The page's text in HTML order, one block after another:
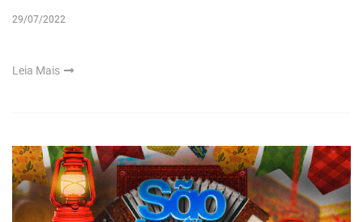
29/07/2022
Leia Mais